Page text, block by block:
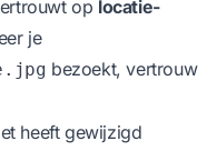
op locatie-
je
bezoekt, vertrouw
heeft gewijzigd